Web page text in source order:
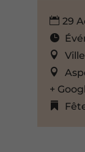
29
+